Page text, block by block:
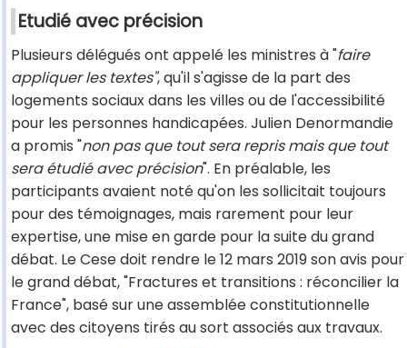
Etudié avec précision
Plusieurs délégués ont appelé les ministres à "faire
appliquer les textes", qu'il s'agisse de la part des
logements sociaux dans les villes ou de l'accessibilité
pour les personnes handicapées. Julien Denormandie
a promis "non pas que tout sera repris mais que tout
sera étudié avec précision". En préalable, les
participants avaient noté qu'on les sollicitait toujours
pour des témoignages, mais rarement pour leur
expertise, une mise en garde pour la suite du grand
débat. Le Cese doit rendre le 12 mars 2019 son avis pour
le grand débat, "Fractures et transitions : réconcilier la
France", basé sur une assemblée constitutionnelle
avec des citoyens tirés au sort associés aux travaux.